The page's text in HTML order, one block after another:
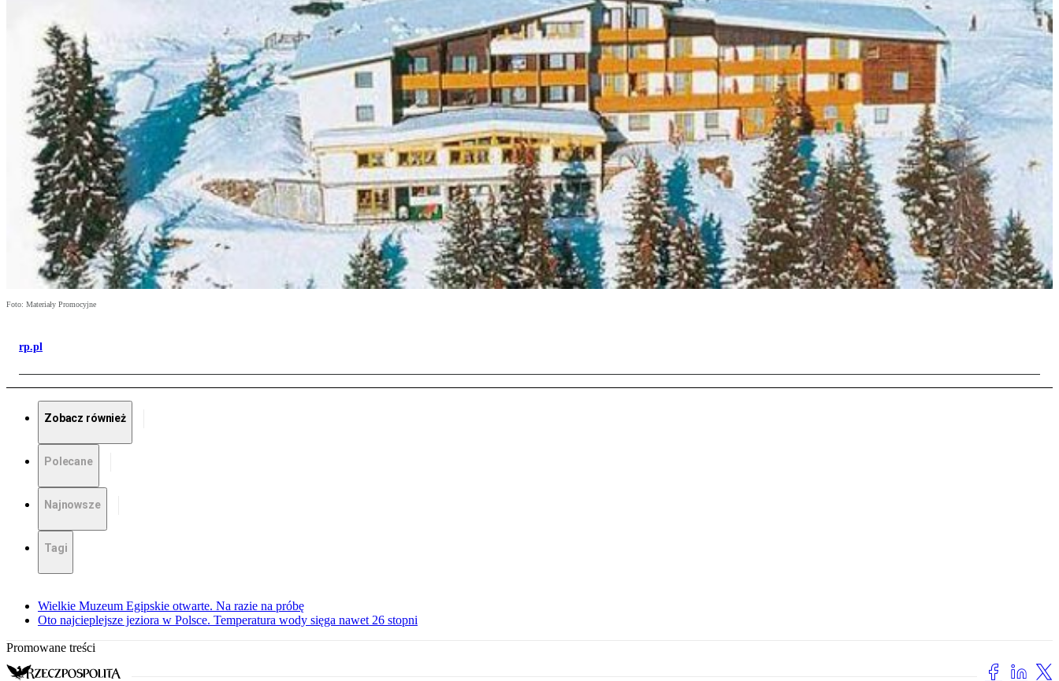
Foto: Materiały Promocyjne
rp.pl
Zobacz również
Polecane
Najnowsze
Tagi
Wielkie Muzeum Egipskie otwarte. Na razie na próbę
Oto najcieplejsze jeziora w Polsce. Temperatura wody sięga nawet 26 stopni
Promowane treści